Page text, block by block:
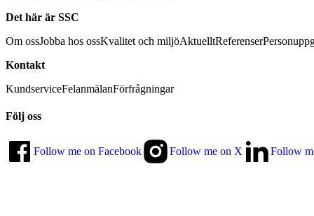
Det här är SSC
Om ossJobba hos ossKvalitet och miljöAktuelltReferenser
Kontakt
KundserviceFelanmälanFörfrågningar
Följ oss
Follow me on Facebook Follow me on X Follow